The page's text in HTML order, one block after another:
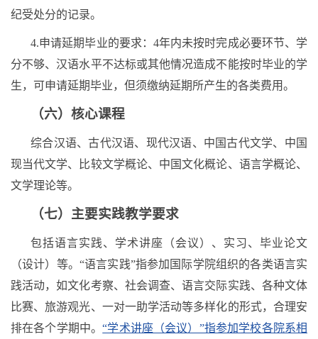
纪受处分的记录。
4.申请延期毕业的要求： 4年内未按时完成必要环节、学
分不够、汉语水平不达标或其他情况造成不能按时毕业的学
生，可申请延期毕业，但须缴纳延期所产生的各类费用。
（六）核心课程
综合汉语、古代汉语、现代汉语、中国古代文学、中国
现当代文学、比较文学概论、中国文化概论、语言学概论、
文学理论等。
（七）主要实践教学要求
包括语言实践、学术讲座（会议）、实习、毕业论文
（设计）等。“语言实践”指参加国际学院组织的各类语言实
践活动，如文化考察、社会调查、语言交际实践、各种文体
比赛、旅游观光、一对一助学活动等多样化的形式，合理安
排在各个学期中。“学术讲座（会议）”指参加学校各院系相